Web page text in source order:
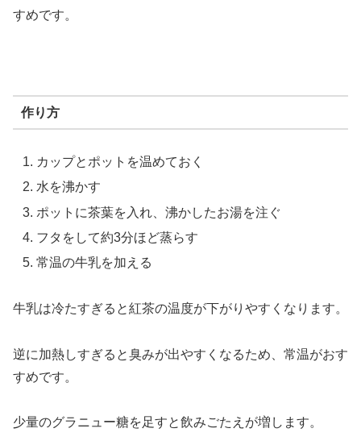
すめです。
作り方
カップとポットを温めておく
水を沸かす
ポットに茶葉を入れ、沸かしたお湯を注ぐ
フタをして約3分ほど蒸らす
常温の牛乳を加える
牛乳は冷たすぎると紅茶の温度が下がりやすくなります。
逆に加熱しすぎると臭みが出やすくなるため、常温がおす
すめです。
少量のグラニュー糖を足すと飲みごたえが増します。